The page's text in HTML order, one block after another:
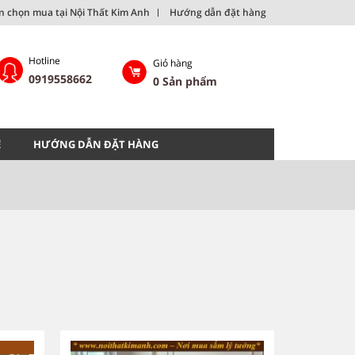
chọn mua tại Nội Thất Kim Anh Hướng dẫn đặt hàng
Hotline
0919558662
Giỏ hàng
0Sản phẩm
HƯỚNG DẪN ĐẶT HÀNG